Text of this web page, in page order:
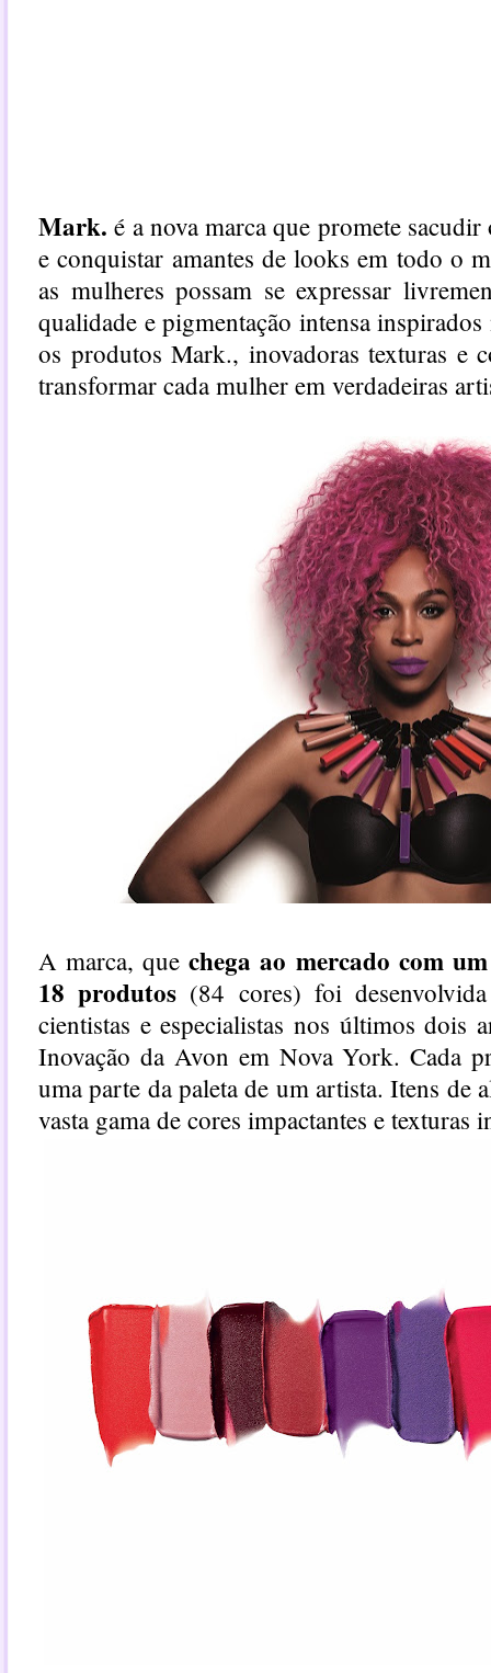
Mark. é a nova marca que promete
e conquistar amantes de looks em todo o
as mulheres possam se expressar
qualidade e pigmentação intensa
os produtos Mark., inovadoras texturas e
transformar cada mulher em verdadeiras
A marca, quechega ao mercado com
18 produtos (84 cores) foi
cientistas e especialistas nos últimos dois
Inovação da Avon em Nova York. Cada
uma parte da paleta de um artista. Itens de
vasta gama de cores impactantes e texturas